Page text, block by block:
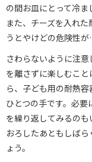
の間お皿にとって冷ま
また、チーズを入れ
うとやけどの危険性
さわらないように注
を離さずに楽しむこ
ら、子ども用の耐熱
ひとつの手です。必
を繰り返してみるのも
おろしたあともしば
ょう。